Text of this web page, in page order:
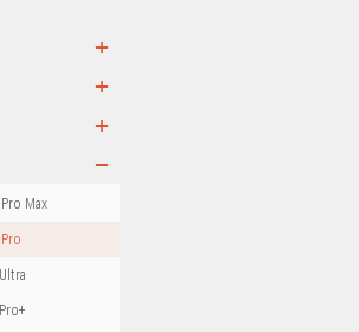
+
+
+
−
Max